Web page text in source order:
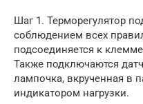
Шаг 1. Терморегулятор
соблюдением всех
подсоединяется к
Также подключаются
лампочка, вкрученная в
индикатором нагрузки.